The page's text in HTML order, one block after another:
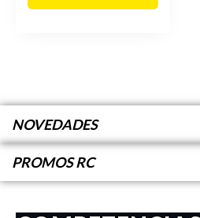
NOVEDADES
PROMOS RC